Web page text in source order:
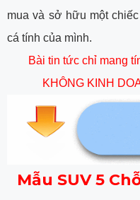
mua và sở hữu một
cá tính của mình.
Bài tin tức chỉ mang
KHÔNG KINH
Mẫu SUV 5